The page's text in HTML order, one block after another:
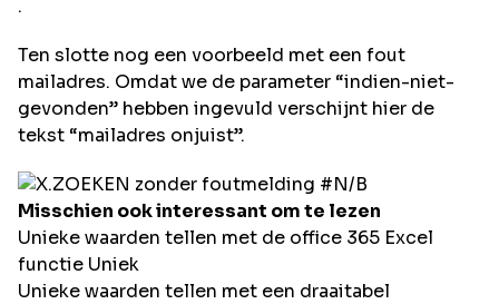
.
Ten slotte nog een voorbeeld met een fout
mailadres. Omdat we de parameter “indien-niet-
gevonden” hebben ingevuld verschijnt hier de
tekst “mailadres onjuist”.
Misschien ook interessant om te lezen
Unieke waarden tellen met de office 365 Excel
functie Uniek
Unieke waarden tellen met een draaitabel